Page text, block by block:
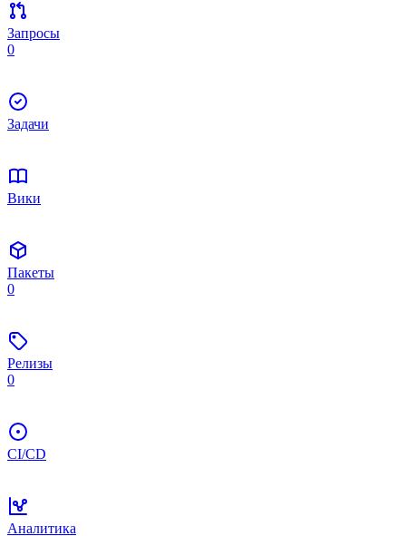
Запросы
0
Задачи
Вики
Пакеты
0
Релизы
0
CI/CD
Аналитика